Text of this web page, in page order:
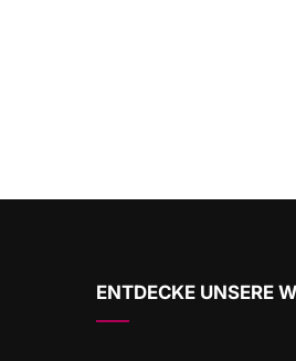
ENTDECKE UNSERE